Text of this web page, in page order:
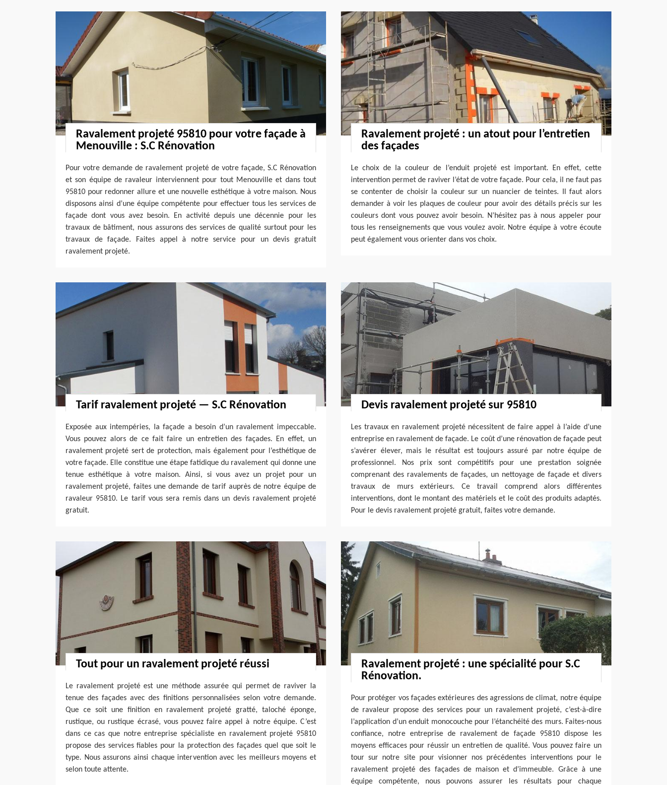
Ravalement projeté 95810 pour votre façade à
Menouville : S.C Rénovation
Pour votre demande de ravalement projeté de votre façade, S.C Rénovation
et son équipe de ravaleur interviennent pour tout Menouville et dans tout
95810 pour redonner allure et une nouvelle esthétique à votre maison. Nous
disposons ainsi d’une équipe compétente pour effectuer tous les services de
façade dont vous avez besoin. En activité depuis une décennie pour les
travaux de bâtiment, nous assurons des services de qualité surtout pour les
travaux de façade. Faites appel à notre service pour un devis gratuit
ravalement projeté.
Ravalement projeté : un atout pour l’entretien
des façades
Le choix de la couleur de l’enduit projeté est important. En effet, cette
intervention permet de raviver l’état de votre façade. Pour cela, il ne faut pas
se contenter de choisir la couleur sur un nuancier de teintes. Il faut alors
demander à voir les plaques de couleur pour avoir des détails précis sur les
couleurs dont vous pouvez avoir besoin. N’hésitez pas à nous appeler pour
tous les renseignements que vous voulez avoir. Notre équipe à votre écoute
peut également vous orienter dans vos choix.
Tarif ravalement projeté — S.C Rénovation
Exposée aux intempéries, la façade a besoin d’un ravalement impeccable.
Vous pouvez alors de ce fait faire un entretien des façades. En effet, un
ravalement projeté sert de protection, mais également pour l’esthétique de
votre façade. Elle constitue une étape fatidique du ravalement qui donne une
tenue esthétique à votre maison. Ainsi, si vous avez un projet pour un
ravalement projeté, faites une demande de tarif auprès de notre équipe de
ravaleur 95810. Le tarif vous sera remis dans un devis ravalement projeté
gratuit.
Devis ravalement projeté sur 95810
Les travaux en ravalement projeté nécessitent de faire appel à l’aide d’une
entreprise en ravalement de façade. Le coût d’une rénovation de façade peut
s’avérer élever, mais le résultat est toujours assuré par notre équipe de
professionnel. Nos prix sont compétitifs pour une prestation soignée
comprenant des ravalements de façades, un nettoyage de façade et divers
travaux de murs extérieurs. Ce travail comprend alors différentes
interventions, dont le montant des matériels et le coût des produits adaptés.
Pour le devis ravalement projeté gratuit, faites votre demande.
Tout pour un ravalement projeté réussi
Le ravalement projeté est une méthode assurée qui permet de raviver la
tenue des façades avec des finitions personnalisées selon votre demande.
Que ce soit une finition en ravalement projeté gratté, taloché éponge,
rustique, ou rustique écrasé, vous pouvez faire appel à notre équipe. C’est
dans ce cas que notre entreprise spécialiste en ravalement projeté 95810
propose des services fiables pour la protection des façades quel que soit le
type. Nous assurons ainsi chaque intervention avec les meilleurs moyens et
selon toute attente.
Ravalement projeté : une spécialité pour S.C
Rénovation.
Pour protéger vos façades extérieures des agressions de climat, notre équipe
de ravaleur propose des services pour un ravalement projeté, c’est-à-dire
l’application d’un enduit monocouche pour l’étanchéité des murs. Faites-nous
confiance, notre entreprise de ravalement de façade 95810 dispose les
moyens efficaces pour réussir un entretien de qualité. Vous pouvez faire un
tour sur notre site pour visionner nos précédentes interventions pour le
ravalement projeté des façades de maison et d’immeuble. Grâce à une
équipe compétente, nous pouvons assurer les résultats pour chaque